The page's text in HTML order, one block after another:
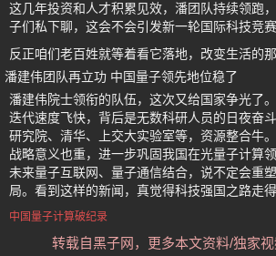
这几年投资和人才积累见效，潘团队持续领跑
子们私下聊，这会不会引发新一轮国际科技竞赛
反正咱们老百姓就等着看它落地，改变生活的那
潘建伟团队再立功 中国量子领先地位稳了
潘建伟院士领衔的队伍，这次又给国家争光了
迭代速度飞快，背后是无数科研人员的日夜奋
研究院、清华、上交大实验室等，资源整合牛
战略意义也重，进一步巩固我国在光量子计算
未来量子互联网、量子通信结合，说不定会重
局。看到这样的新闻，真觉得科技强国之路走得
中国量子计算破纪录
转载自黑子网，更多本文资料/独家